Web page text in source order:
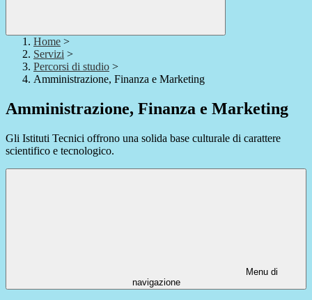
Home >
Servizi >
Percorsi di studio >
Amministrazione, Finanza e Marketing
Amministrazione, Finanza e Marketing
Gli Istituti Tecnici offrono una solida base culturale di carattere
scientifico e tecnologico.
Menu di
navigazione